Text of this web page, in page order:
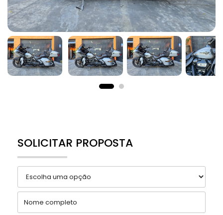
SOLICITAR PROPOSTA